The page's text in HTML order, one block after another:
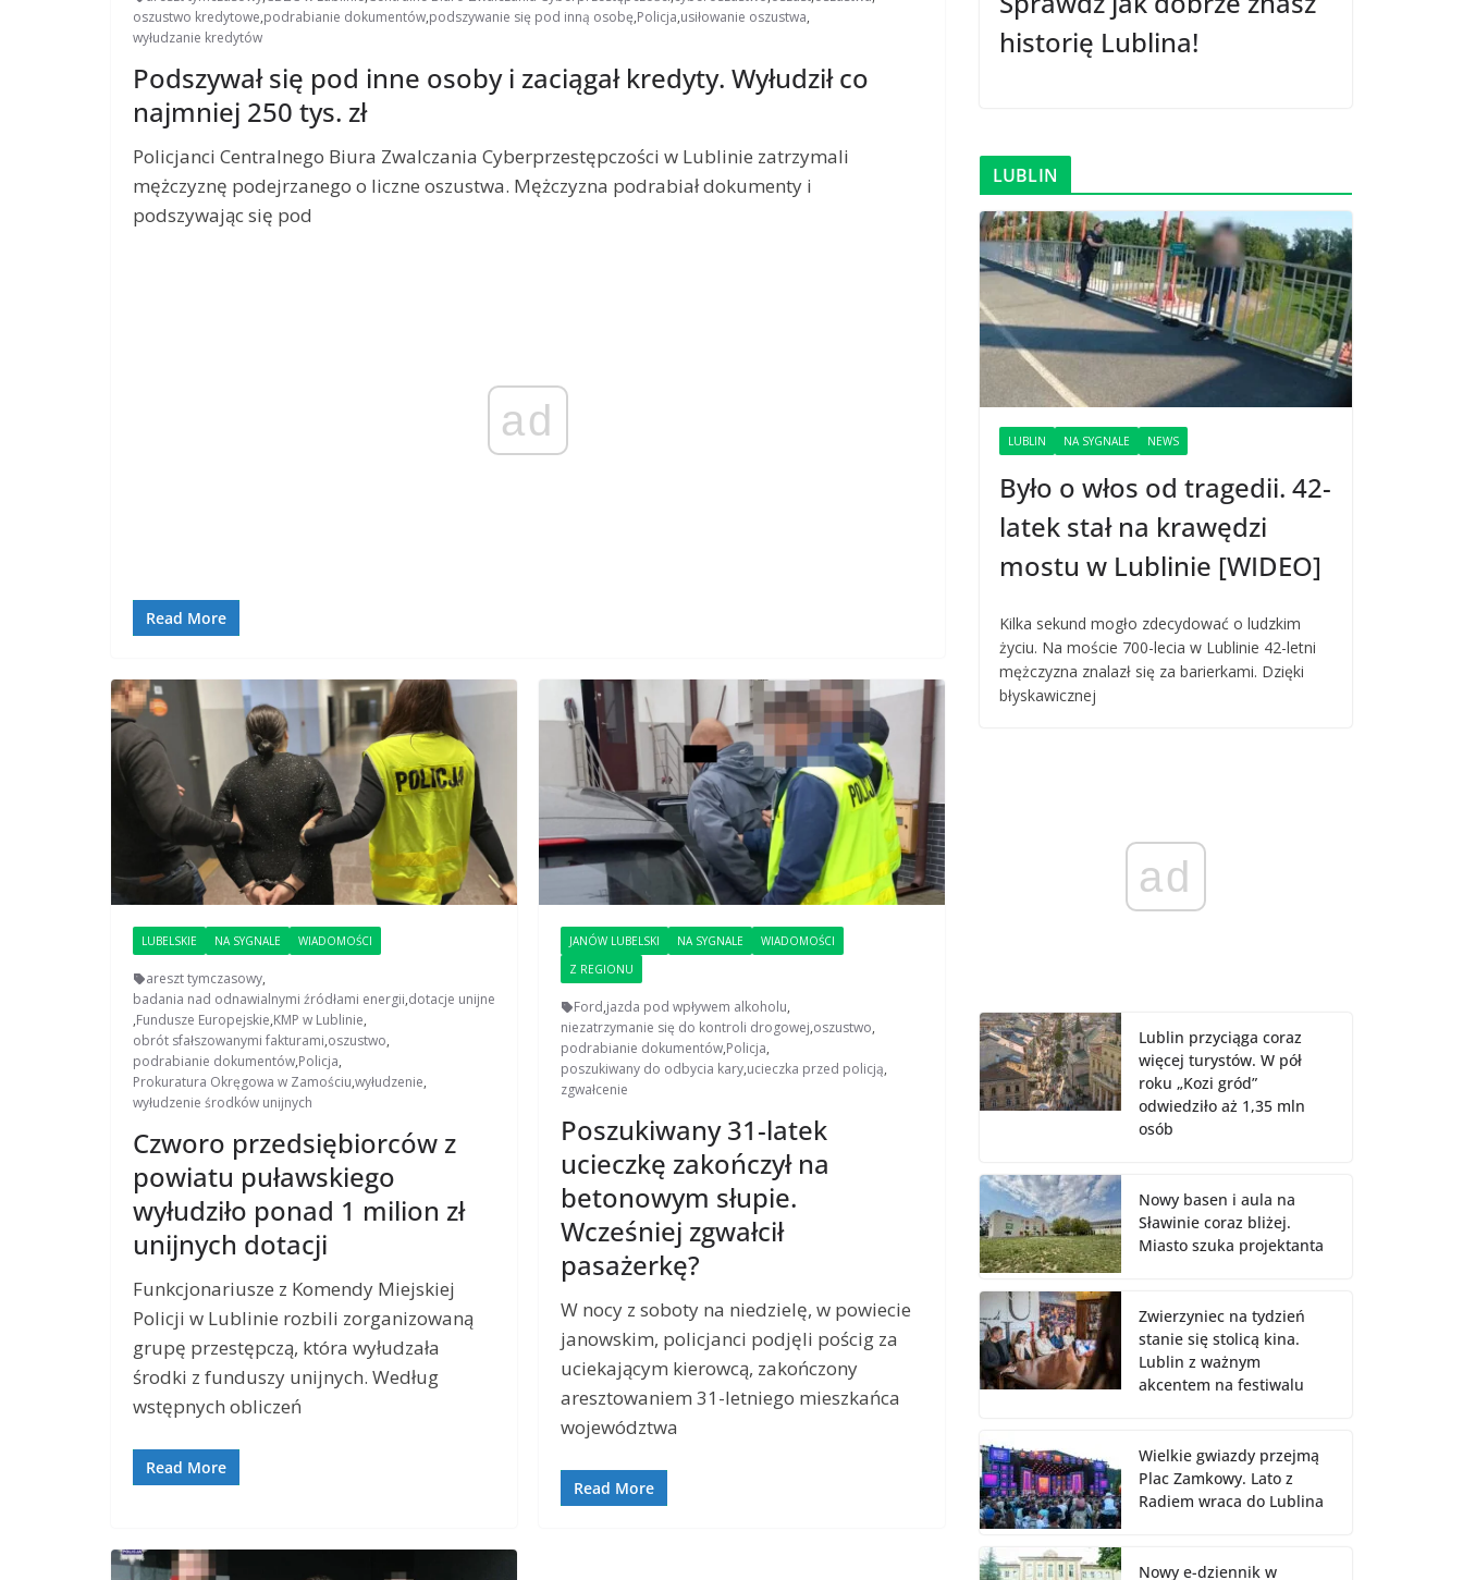
oszustwo kredytowe,podrabianie dokumentów,podszywanie się pod inną osobę,Policja,usiłowanie oszustwa,
wyłudzanie kredytów
Podszywał się pod inne osoby i zaciągał kredyty. Wyłudził co
najmniej 250 tys. zł
Policjanci Centralnego Biura Zwalczania Cyberprzestępczości w Lublinie zatrzymali
mężczyznę podejrzanego o liczne oszustwa. Mężczyzna podrabiał dokumenty i
podszywając się pod
ad
Read More
LUBELSKIE NA SYGNALE WIADOMOŚCI
areszt tymczasowy,
badania nad odnawialnymi źródłami energii,dotacje unijne
,Fundusze Europejskie,KMP w Lublinie,
obrót sfałszowanymi fakturami,oszustwo,
podrabianie dokumentów,Policja,
Prokuratura Okręgowa w Zamościu,wyłudzenie,
wyłudzenie środków unijnych
Czworo przedsiębiorców z
powiatu puławskiego
wyłudziło ponad 1 milion zł
unijnych dotacji
Funkcjonariusze z Komendy Miejskiej
Policji w Lublinie rozbili zorganizowaną
grupę przestępczą, która wyłudzała
środki z funduszy unijnych. Według
wstępnych obliczeń
Read More
JANÓW LUBELSKI NA SYGNALE
WIADOMOŚCI
Z REGIONU
Ford,jazda pod wpływem alkoholu,
niezatrzymanie się do kontroli drogowej,oszustwo,
podrabianie dokumentów,Policja,
poszukiwany do odbycia kary,ucieczka przed policją,
zgwałcenie
Poszukiwany 31-latek
ucieczkę zakończył na
betonowym słupie.
Wcześniej zgwałcił
pasażerkę?
W nocy z soboty na niedzielę, w powiecie
janowskim, policjanci podjęli pościg za
uciekającym kierowcą, zakończony
aresztowaniem 31-letniego mieszkańca
województwa
Read More
historię Lublina!
LUBLIN
LUBLIN NA SYGNALE NEWS
Było o włos od tragedii. 42-
latek stał na krawędzi
mostu w Lublinie [WIDEO]
Kilka sekund mogło zdecydować o ludzkim
życiu. Na moście 700-lecia w Lublinie 42-letni
mężczyzna znalazł się za barierkami. Dzięki
błyskawicznej
ad
Lublin przyciąga coraz
więcej turystów. W pół
roku „Kozi gród”
odwiedziło aż 1,35 mln
osób
Nowy basen i aula na
Sławinie coraz bliżej.
Miasto szuka projektanta
Zwierzyniec na tydzień
stanie się stolicą kina.
Lublin z ważnym
akcentem na festiwalu
Wielkie gwiazdy przejmą
Plac Zamkowy. Lato z
Radiem wraca do Lublina
Nowy e-dziennik w